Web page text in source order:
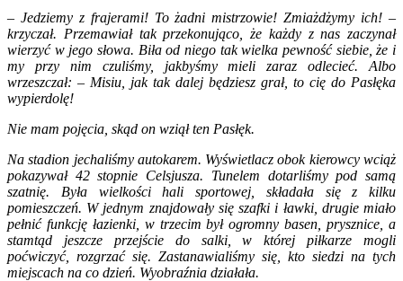
– Jedziemy z frajerami! To żadni mistrzowie! Zmiażdżymy ich! –
krzyczał. Przemawiał tak przekonująco, że każdy z nas zaczynał
wierzyć w jego słowa. Biła od niego tak wielka pewność siebie, że i
my przy nim czuliśmy, jakbyśmy mieli zaraz odlecieć. Albo
wrzeszczał: – Misiu, jak tak dalej będziesz grał, to cię do Pasłęka
wypierdolę!
Nie mam pojęcia, skąd on wziął ten Pasłęk.
Na stadion jechaliśmy autokarem. Wyświetlacz obok kierowcy wciąż
pokazywał 42 stopnie Celsjusza. Tunelem dotarliśmy pod samą
szatnię. Była wielkości hali sportowej, składała się z kilku
pomieszczeń. W jednym znajdowały się szafki i ławki, drugie miało
pełnić funkcję łazienki, w trzecim był ogromny basen, prysznice, a
stamtąd jeszcze przejście do salki, w której piłkarze mogli
poćwiczyć, rozgrzać się. Zastanawialiśmy się, kto siedzi na tych
miejscach na co dzień. Wyobraźnia działała.